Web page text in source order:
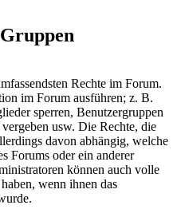
Rechte im Forum.
im Forum ausführen; z. B.
sperren, Benutzergruppen
usw. Die Rechte, die
davon abhängig, welche
Forums oder ein anderer
können auch volle
wenn ihnen das